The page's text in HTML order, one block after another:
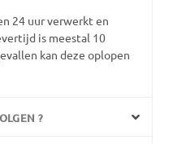
24 uur verwerkt en
is meestal 10
kan deze oplopen
?